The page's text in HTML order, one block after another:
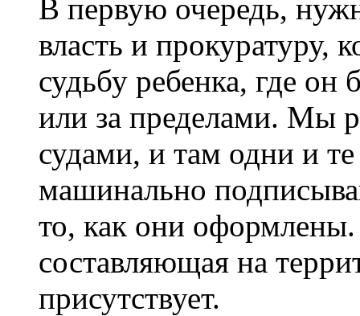
В первую очередь,
власть и прокуратуру,
судьбу ребенка, где он
или за пределами. Мы
судами, и там одни и
машинально
то, как они
составляющая на
присутствует.